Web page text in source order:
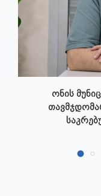
ონის